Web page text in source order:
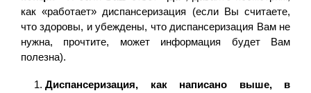
как «работает» диспансеризация (если Вы считаете,
что здоровы, и убеждены, что диспансеризация Вам не
нужна, прочтите, может информация будет Вам
полезна).
Диспансеризация, как написано выше, в